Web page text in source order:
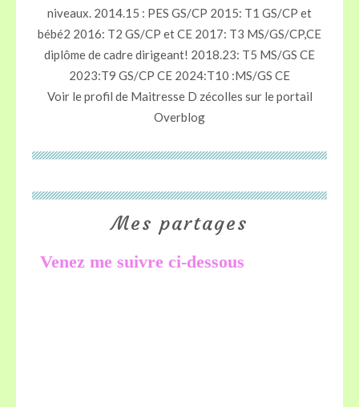
niveaux. 2014.15 : PES GS/CP 2015: T1 GS/CP et
bébé2 2016: T2 GS/CP et CE 2017: T3 MS/GS/CP,CE
diplôme de cadre dirigeant! 2018.23: T5 MS/GS CE
2023:T9 GS/CP CE 2024:T10 :MS/GS CE
Voir le profil de Maitresse D zécolles sur le portail
Overblog
Mes partages
Venez me suivre ci-dessous